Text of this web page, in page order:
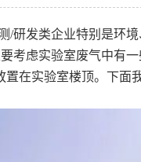
/研发类企业特别是环
考虑实验室废气中有
在实验室楼顶。下面